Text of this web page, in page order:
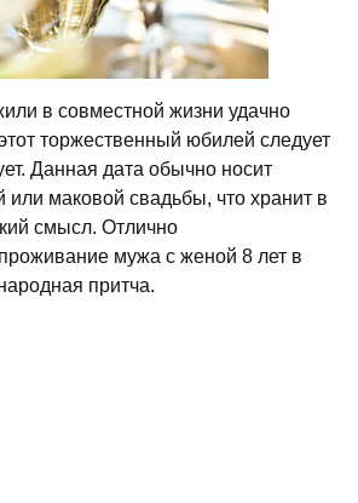
в совместной жизни удачно
торжественный юбилей следует
Данная дата обычно носит
или маковой свадьбы, что хранит в
смысл. Отлично
мужа с женой 8 лет в
притча.